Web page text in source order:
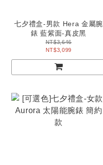
七夕禮盒-男款 Hera 金屬腕
錶 藍紫面-真皮黑
NT$3,646
NT$3,099